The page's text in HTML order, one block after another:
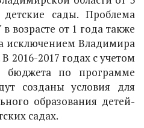
сады. Проблема
возрасте от 1 года также
исключением Владимира
2016-2017 годах с учетом
бюджета по программе
созданы условия для
образования детей-
садах.